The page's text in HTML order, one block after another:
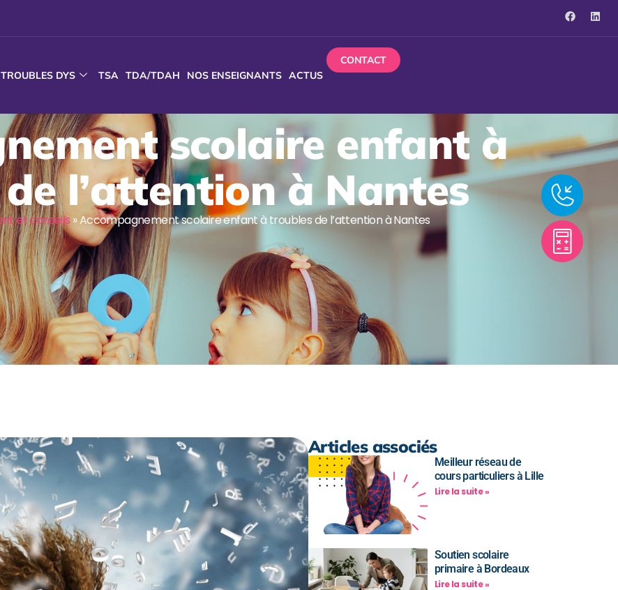
TROUBLES DYS TSA TDA/TDAH NOS ENSEIGNANTS ACTUS
CONTACT
scolaire enfant à
l’attention à Nantes
et conseils »Accompagnement scolaire enfant à troubles de l’attention à Nantes
Articles associés
Meilleur réseau de
cours particuliers à Lille
Lire la suite »
Soutien scolaire
primaire à Bordeaux
Lire la suite »